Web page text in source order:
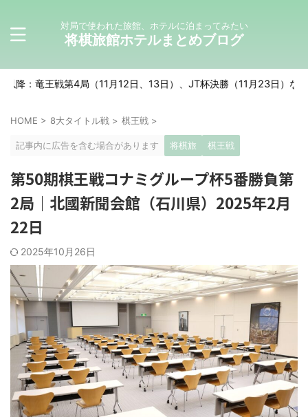
対局で使われた旅館、ホテルに泊まってみたい
将棋旅館ホテルまとめブログ
11月12日、13日）、JT杯決勝（11月23日）などが予定されていま
HOME > 8大タイトル戦 > 棋王戦 >
記事内に広告を含む場合があります 将棋旅 棋王戦
第50期棋王戦コナミグループ杯5番勝負第
2局｜北國新聞会館（石川県）2025年2月
22日
2025年10月26日